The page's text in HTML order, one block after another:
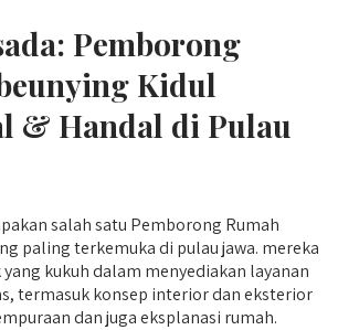
Pemborong
Kidul
& Handal di Pulau
salah satu Pemborong Rumah
paling terkemuka di pulau jawa. mereka
kukuh dalam menyediakan layanan
termasuk konsep interior dan eksterior
dan juga eksplanasi rumah.